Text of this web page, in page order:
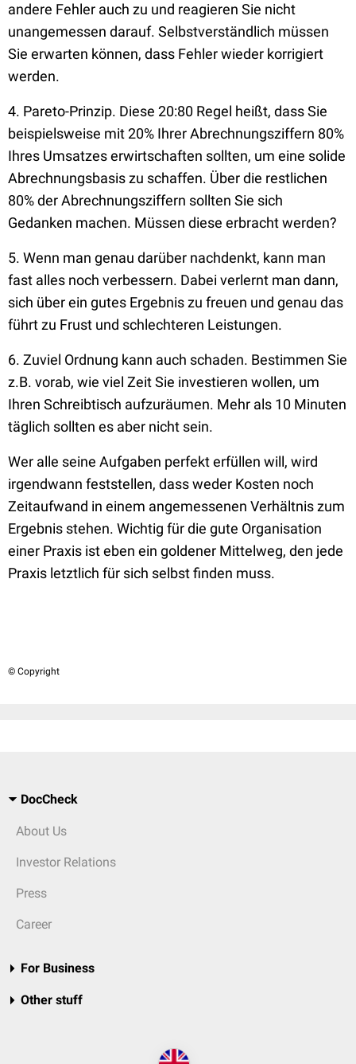
andere Fehler auch zu und reagieren Sie nicht
unangemessen darauf. Selbstverständlich müssen
Sie erwarten können, dass Fehler wieder korrigiert
werden.
4. Pareto-Prinzip. Diese 20:80 Regel heißt, dass Sie
beispielsweise mit 20% Ihrer Abrechnungsziffern 80%
Ihres Umsatzes erwirtschaften sollten, um eine solide
Abrechnungsbasis zu schaffen. Über die restlichen
80% der Abrechnungsziffern sollten Sie sich
Gedanken machen. Müssen diese erbracht werden?
5. Wenn man genau darüber nachdenkt, kann man
fast alles noch verbessern. Dabei verlernt man dann,
sich über ein gutes Ergebnis zu freuen und genau das
führt zu Frust und schlechteren Leistungen.
6. Zuviel Ordnung kann auch schaden. Bestimmen Sie
z.B. vorab, wie viel Zeit Sie investieren wollen, um
Ihren Schreibtisch aufzuräumen. Mehr als 10 Minuten
täglich sollten es aber nicht sein.
Wer alle seine Aufgaben perfekt erfüllen will, wird
irgendwann feststellen, dass weder Kosten noch
Zeitaufwand in einem angemessenen Verhältnis zum
Ergebnis stehen. Wichtig für die gute Organisation
einer Praxis ist eben ein goldener Mittelweg, den jede
Praxis letztlich für sich selbst finden muss.
© Copyright
DocCheck
About Us
Investor Relations
Press
Career
For Business
Other stuff